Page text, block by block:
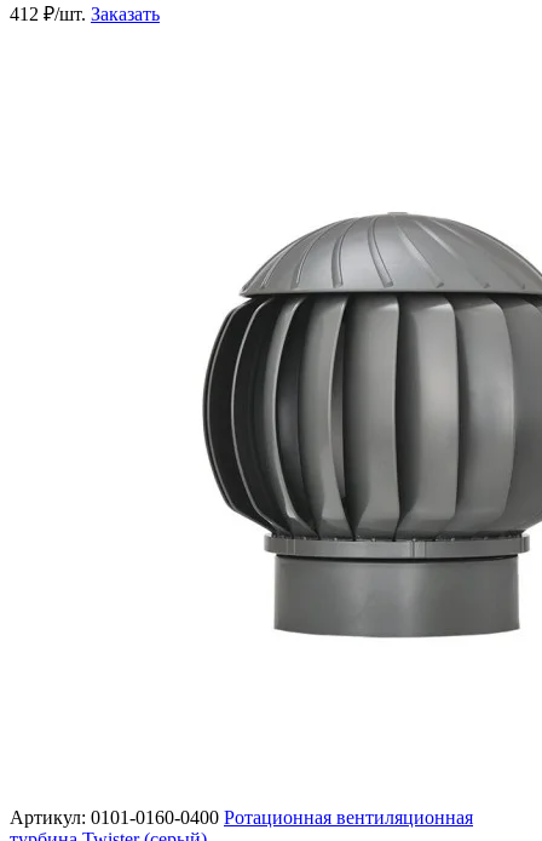
412 ₽/шт. Заказать
Артикул: 0101-0160-0400 Ротационная вентиляционная